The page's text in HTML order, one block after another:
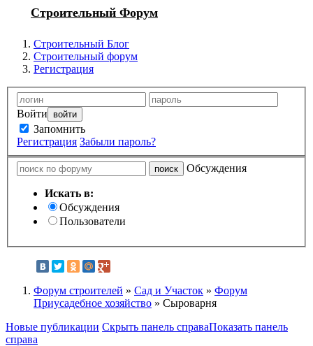
Строительный Форум
Строительный Блог
Строительный форум
Регистрация
Войти
Запомнить
Регистрация Забыли пароль?
Обсуждения
Искать в:
Обсуждения
Пользователи
Форум строителей » Сад и Участок » Форум
Приусадебное хозяйство » Сыроварня
Новые публикации Скрыть панель справаПоказать панель
справа